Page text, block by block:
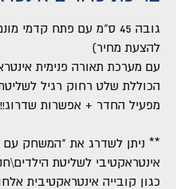
גובה 45 ס"מ עם פתח
להצעת מחיר)
עם מערכת תאורה פנימית
הכוללת שלט רחוק רגיל
מפעיל החדר + אפשרות שדרוג!!
** ניתן לשדרג את "המשחק עם
אינטראקטיבי לשליטת
כגון קובייה אינטראקטיבית